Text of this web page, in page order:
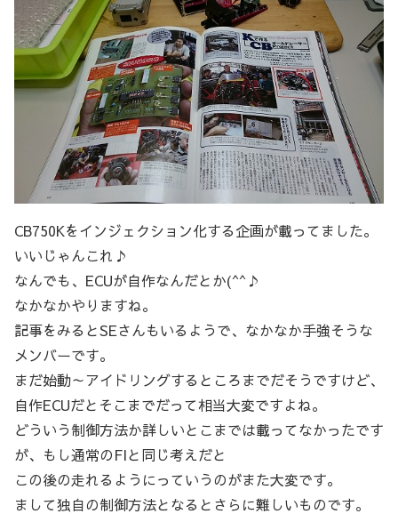
CB750Kをインジェクション化する企画が載ってました。
いいじゃんこれ♪
なんでも、ECUが自作なんだとか(^^♪
なかなかやりますね。
記事をみるとSEさんもいるようで、なかなか手強そうな
メンバーです。
まだ始動～アイドリングするところまでだそうですけど、
自作ECUだとそこまでだって相当大変ですよね。
どういう制御方法か詳しいとこまでは載ってなかったです
が、もし通常のFIと同じ考えだと
この後の走れるようにっていうのがまた大変です。
まして独自の制御方法となるとさらに難しいものです。